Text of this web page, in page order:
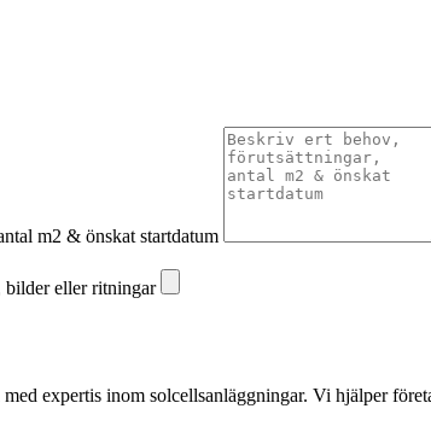
m2 & önskat startdatum
bilder eller ritningar
expertis inom solcellsanläggningar. Vi hjälper